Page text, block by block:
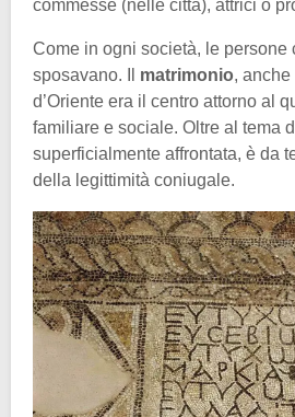
commesse (nelle città), attrici o
Come in ogni società, le persone
sposavano. Il matrimonio, anche
d’Oriente era il centro attorno al
familiare e sociale. Oltre al tema
superficialmente affrontata, è da
della legittimità coniugale.